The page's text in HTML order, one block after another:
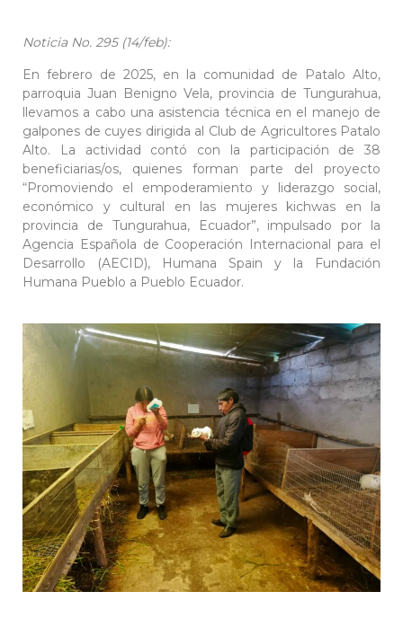
Noticia No. 295 (14/feb):
En febrero de 2025, en la comunidad de Patalo Alto,
parroquia Juan Benigno Vela, provincia de Tungurahua,
llevamos a cabo una asistencia técnica en el manejo de
galpones de cuyes dirigida al Club de Agricultores Patalo
Alto. La actividad contó con la participación de 38
beneficiarias/os, quienes forman parte del proyecto
“Promoviendo el empoderamiento y liderazgo social,
económico y cultural en las mujeres kichwas en la
provincia de Tungurahua, Ecuador”, impulsado por la
Agencia Española de Cooperación Internacional para el
Desarrollo (AECID), Humana Spain y la Fundación
Humana Pueblo a Pueblo Ecuador.